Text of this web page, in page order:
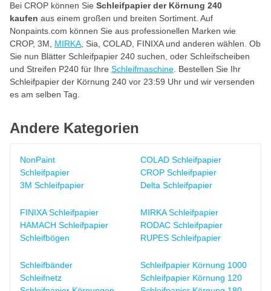
Bei CROP können Sie Schleifpapier der Körnung 240
kaufen aus einem großen und breiten Sortiment. Auf
Nonpaints.com können Sie aus professionellen Marken wie
CROP, 3M, MIRKA , Sia, COLAD, FINIXA und anderen wählen. Ob
Sie nun Blätter Schleifpapier 240 suchen, oder Schleifscheiben
und Streifen P240 für Ihre Schleifmaschine . Bestellen Sie Ihr
Schleifpapier der Körnung 240 vor 23:59 Uhr und wir versenden
es am selben Tag.
Andere Kategorien
NonPaint
Schleifpapier
3M Schleifpapier
COLAD Schleifpapier
CROP Schleifpapier
Delta Schleifpapier
FINIXA Schleifpapier
HAMACH Schleifpapier
Schleifbögen
MIRKA Schleifpapier
RODAC Schleifpapier
RUPES Schleifpapier
Schleifbänder
Schleifnetz
Schleifpapier Körnung 1000
Schleifpapier Körnung 120